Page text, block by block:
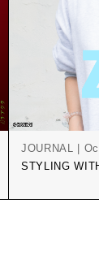
JOURNAL |
STYLING